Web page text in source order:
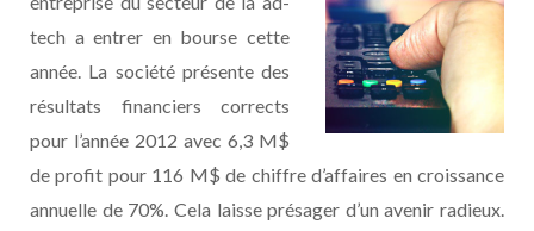
tech a entrer en bourse cette
année. La société présente des
résultats financiers corrects
pour l’année 2012 avec 6,3 M$
de profit pour 116 M$ de chiffre d’affaires en croissance
annuelle de 70%. Cela laisse présager d’un avenir radieux.